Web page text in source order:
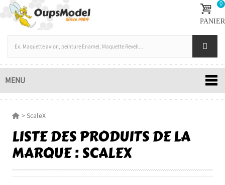
0
PANIER
MENU
> ScaleX
LISTE DES PRODUITS DE LA
MARQUE : SCALEX